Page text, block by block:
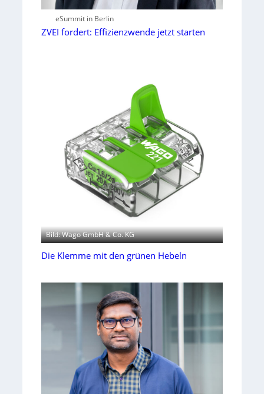
eSummit in Berlin
ZVEI fordert: Effizienzwende jetzt starten
Bild: Wago GmbH & Co. KG
Die Klemme mit den grünen Hebeln